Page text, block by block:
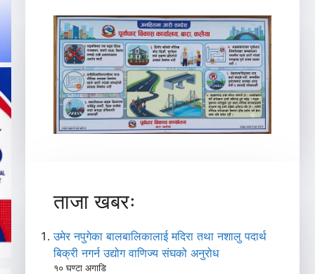
ताजा खबरः
उमेर नपुगेका बालबालिकालाई मदिरा तथा नशालु पदार्थ
बिक्री नगर्न उद्योग वाणिज्य संघको अनुरोध
१० घण्टा अगाडि